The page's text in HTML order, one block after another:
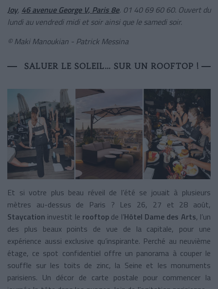
Joy, 46 avenue George V, Paris 8e. 01 40 69 60 60. Ouvert du
lundi au vendredi midi et soir ainsi que le samedi soir.
© Maki Manoukian - Patrick Messina
SALUER LE SOLEIL… SUR UN ROOFTOP !
Et si votre plus beau réveil de l’été se jouait à plusieurs
mètres au-dessus de Paris ? Les 26, 27 et 28 août,
Staycation investit le rooftop de l’Hôtel Dame des Arts, l’un
des plus beaux points de vue de la capitale, pour une
expérience aussi exclusive qu’inspirante. Perché au neuvième
étage, ce spot confidentiel offre un panorama à couper le
souffle sur les toits de zinc, la Seine et les monuments
parisiens. Un décor de carte postale pour commencer la